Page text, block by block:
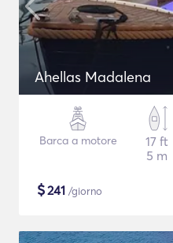
Ahellas Madalena
Barca a motore
17 ft
5 m
$241 /giorno